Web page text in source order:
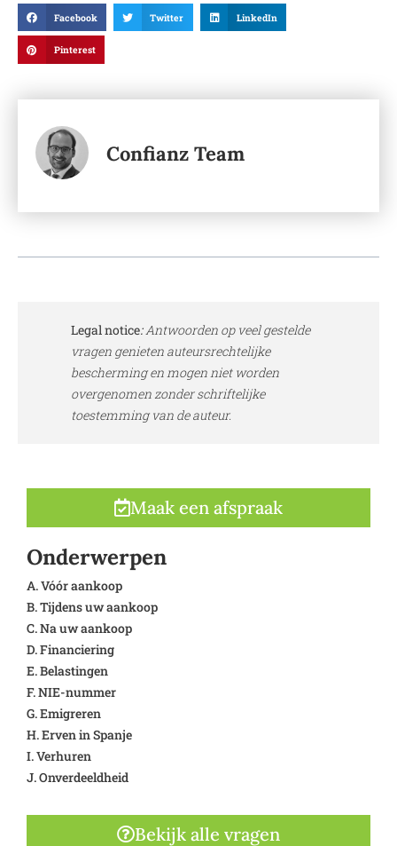
Facebook Twitter LinkedIn
Pinterest
Confianz Team
Legal notice:Antwoorden op veel gestelde
vragen genieten auteursrechtelijke
bescherming en mogen niet worden
overgenomen zonder schriftelijke
toestemming van de auteur.
Maak een afspraak
Onderwerpen
A. Vóór aankoop
B. Tijdens uw aankoop
C. Na uw aankoop
D. Financiering
E. Belastingen
F. NIE-nummer
G. Emigreren
H. Erven in Spanje
I. Verhuren
J. Onverdeeldheid
Bekijk alle vragen